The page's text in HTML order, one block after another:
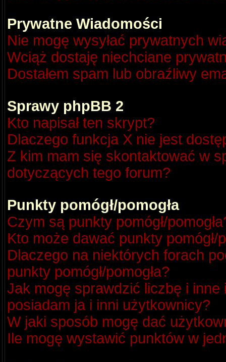
Prywatne Wiadomości
Nie mogę wysyłać prywatnych
Wciąż dostaję niechciane
Dostałem spam lub obraźliwy
Sprawy phpBB 2
Kto napisał ten skrypt?
Dlaczego funkcja X nie jest
Z kim mam się skontaktować w
dotyczących tego forum?
Punkty pomógł/pomogła
Czym są punkty pomógł/
Kto może dawać punkty pomógł/
Dlaczego na niektórych forach
punkty pomógł/pomogła?
Jak mogę sprawdzić liczbę i
posiadam ja i inni użytkownicy?
W jaki sposób mogę dać
Ile mogę wystawić punktów w